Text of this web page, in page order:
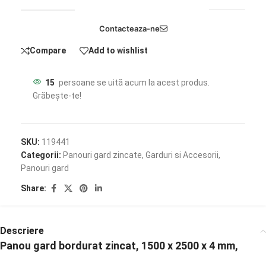
Contacteaza-ne
Compare Add to wishlist
15 persoane se uită acum la acest produs.
Grăbește-te!
SKU: 119441
Categorii: Panouri gard zincate, Garduri si Accesorii,
Panouri gard
Share:
Descriere
Panou gard bordurat zincat, 1500 x 2500 x 4 mm,